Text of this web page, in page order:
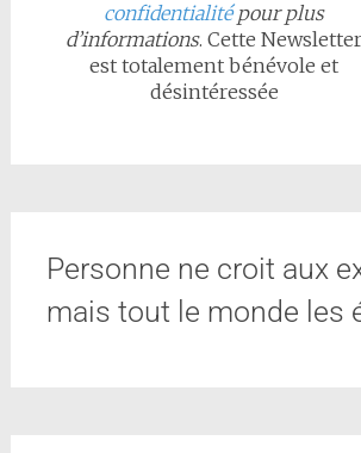
confidentialitépour plus
d’informations. Cette Newsletter
est totalement bénévole et
désintéressée
Personne ne croit aux
mais tout le monde les